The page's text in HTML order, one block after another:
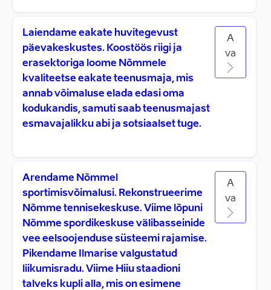
Laiendame eakate huvitegevust
päevakeskustes. Koostöös riigi ja
erasektoriga loome Nõmmele
kvaliteetse eakate teenusmaja, mis
annab võimaluse elada edasi oma
kodukandis, samuti saab teenusmajast
esmavajalikku abi ja sotsiaalset tuge.
A
va
Arendame Nõmmel
sportimisvõimalusi. Rekonstrueerime
Nõmme tennisekeskuse. Viime lõpuni
Nõmme spordikeskuse välibasseinide
vee eelsoojenduse süsteemi rajamise.
Pikendame Ilmarise valgustatud
liikumisradu. Viime Hiiu staadioni
talveks kupli alla, mis on esimene
A
va